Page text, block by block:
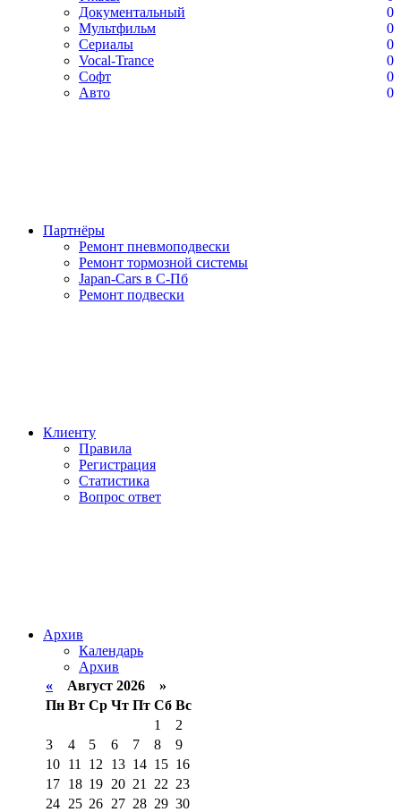
Документальный
0
Мультфильм
0
Сериалы
0
Vocal-Trance
0
Софт
0
Авто
0
Партнёры
Ремонт пневмоподвески
Ремонт тормозной системы
Japan-Cars в С-Пб
Ремонт подвески
Клиенту
Правила
Регистрация
Статистика
Вопрос ответ
Архив
Календарь
Архив
« Август 2026 »
Пн Вт Ср Чт Пт Сб Вс
1
2
3
4 5 6 7 8
9
10 11 12 13 14 15 16
17 18 19 20 21 22 23
24 25 26 27 28 29 30